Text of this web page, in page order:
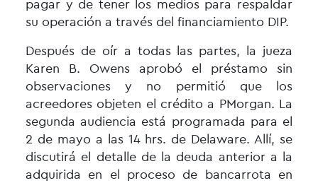
pagar y de tener los medios para respaldar
su operación a través del financiamiento DIP.
Después de oír a todas las partes, la jueza
Karen B. Owens aprobó el préstamo sin
observaciones y no permitió que los
acreedores objeten el crédito a PMorgan. La
segunda audiencia está programada para el
2 de mayo a las 14 hrs. de Delaware. Allí, se
discutirá el detalle de la deuda anterior a la
adquirida en el proceso de bancarrota en